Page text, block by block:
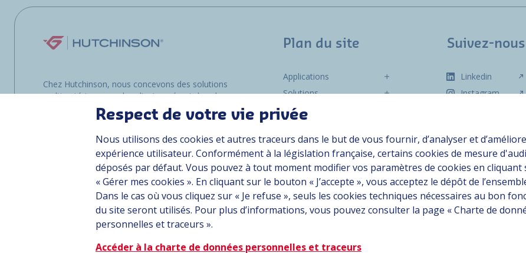
Chez Hutchinson, nous concevons des solutions
multimatériaux pour les clients opérant dans les
environnements les plus exigeants, que ce soit
sur terre, dans les airs ou en mer.
Plan du site
Applications
Solutions
Ressources
Carrière
Contact
Suivez-nous
Linkedin
Instagram
CGU Données personnelles Crédits Accessibilité : partiellement conforme
Respect de votre vie privée
Nous utilisons des cookies et autres traceurs dans le but de vous fournir, d’analyser et
expérience utilisateur. Conformément à la législation française, certains cookies de mesure
déposés par défaut. Vous pouvez à tout moment modifier vos paramètres de cookies en
« Gérer mes cookies ». En cliquant sur le bouton « J’accepte », vous acceptez le dépôt de
Dans le cas où vous cliquez sur « Je refuse », seuls les cookies techniques nécessaires au bon
du site seront utilisés. Pour plus d’informations, vous pouvez consulter la page « Charte de
personnelles et traceurs ».
Accéder à la charte de données personnelles et traceurs